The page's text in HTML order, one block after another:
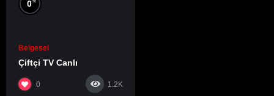
0
Belgesel
Çiftçi TV Canlı
0 1.2K